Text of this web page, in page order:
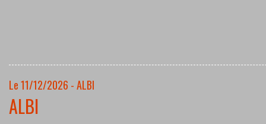
Le 11/12/2026 - ALBI
ALBI